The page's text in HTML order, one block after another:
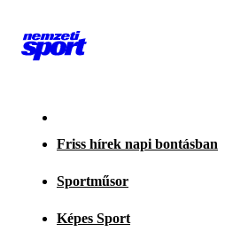
Friss hírek napi bontásban
Sportműsor
Képes Sport